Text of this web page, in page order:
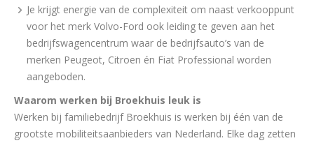
Je krijgt energie van de complexiteit om naast verkooppunt
voor het merk Volvo-Ford ook leiding te geven aan het
bedrijfswagencentrum waar de bedrijfsauto’s van de
merken Peugeot, Citroen én Fiat Professional worden
aangeboden.
Waarom werken bij Broekhuis leuk is
Werken bij familiebedrijf Broekhuis is werken bij één van de
grootste mobiliteitsaanbieders van Nederland. Elke dag zetten